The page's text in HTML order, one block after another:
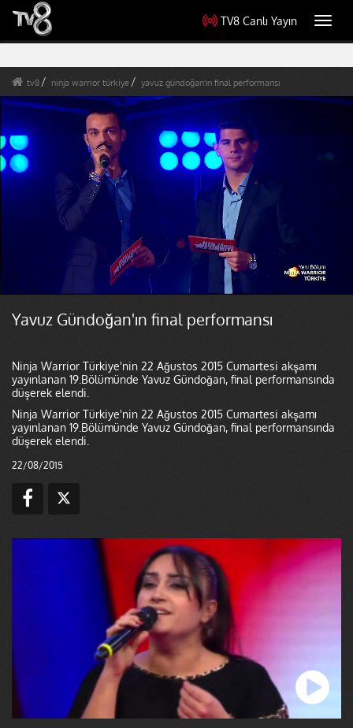
TV8 Canlı Yayın
tv8 ninja warrior türkiye yavuz gündoğan'ın final performansı
Yavuz Gündoğan'ın final performansı
Ninja Warrior Türkiye'nin 22 Ağustos 2015 Cumartesi akşamı
yayınlanan 19.Bölümünde Yavuz Gündoğan, final performansında
düşerek elendi.
Ninja Warrior Türkiye'nin 22 Ağustos 2015 Cumartesi akşamı
yayınlanan 19.Bölümünde Yavuz Gündoğan, final performansında
düşerek elendi.
22/08/2015